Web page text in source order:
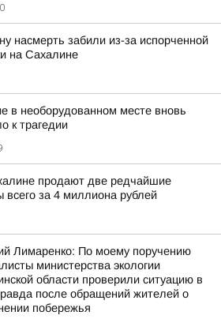
насмерть забили из-за испорченной
на Сахалине
в необорудованном месте вновь
к трагедии
продают две редчайшие
всего за 4 миллиона рублей
Лимаренко: По моему поручению
министерства экологии
области проверили ситуацию в
после обращений жителей о
побережья